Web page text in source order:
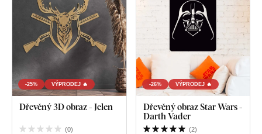
-25% VÝPRODEJ 🔥
Dřevěný 3D obraz - Jelen
(0)
-26% VÝPRODEJ 🔥
Dřevěný obraz Star Wars -
Darth Vader
(2)